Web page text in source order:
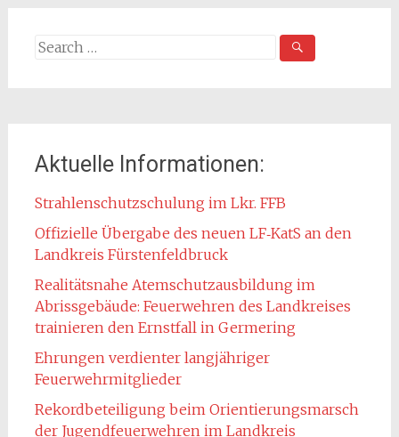
Search
Aktuelle Informationen:
Strahlenschutzschulung im Lkr. FFB
Offizielle Übergabe des neuen LF‑KatS an den
Landkreis Fürstenfeldbruck
Realitätsnahe Atemschutzausbildung im
Abrissgebäude: Feuerwehren des Landkreises
trainieren den Ernstfall in Germering
Ehrungen verdienter langjähriger
Feuerwehrmitglieder
Rekordbeteiligung beim Orientierungsmarsch
der Jugendfeuerwehren im Landkreis